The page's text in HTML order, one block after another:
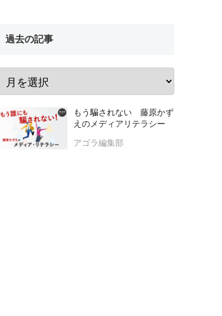
過去の記事
もう騙されない 藤原かず
えのメディアリテラシー
アゴラ編集部